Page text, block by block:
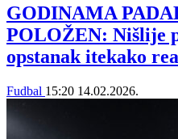
GODINAMA
POLOŽEN: Nišlije
opstanak itekako
Fudbal 15:20 14.02.2026.